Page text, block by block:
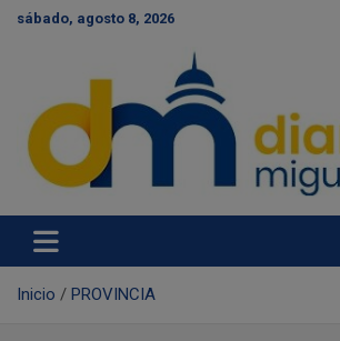
o
t
sábado, agosto 8, 2026
Diario de Miguelturra
Inicio PROVINCIA